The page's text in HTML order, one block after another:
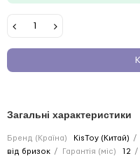
Загальні характеристики
Бренд (Країна) KisToy (Китай)
від бризок
Гарантія (міс) 12